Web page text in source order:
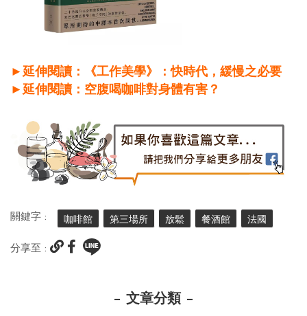
►延伸閱讀：《工作美學》：快時代，緩慢之必要
►延伸閱讀：空腹喝咖啡對身體有害？
關鍵字 : 咖啡館 第三場所 放鬆 餐酒館 法國
分享至 :
文章分類